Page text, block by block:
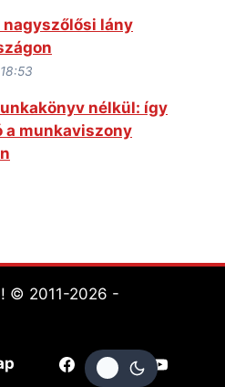
nagyszőlősi lány
nélkül: így
a munkaviszony
© 2011-2026 -